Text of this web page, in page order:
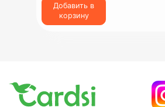
Добавить в
корзину